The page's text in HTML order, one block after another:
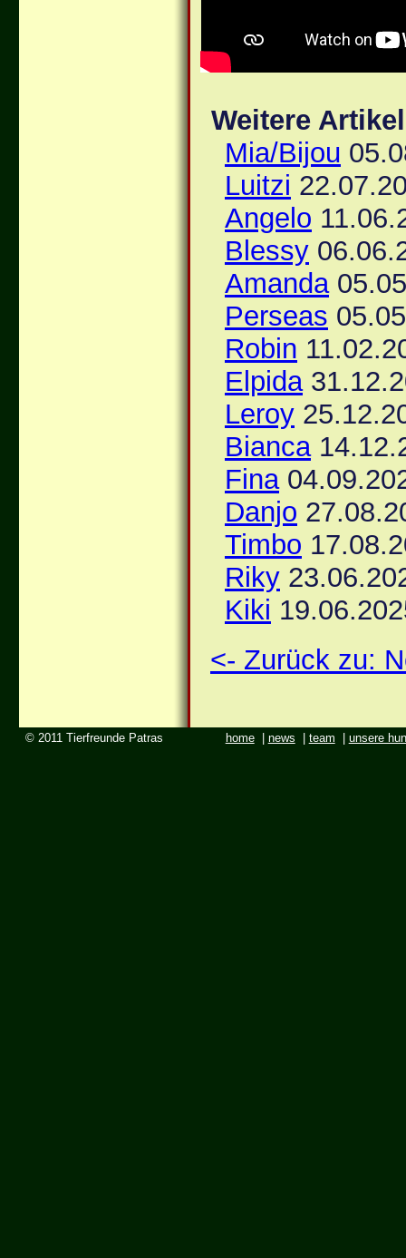
Weitere
Mia/Bijou
Luitzi
Angelo
Blessy
Amanda
Perseas
Robin
Elpida
Leroy
Bianca
Fina
Danjo
Timbo
Riky
Kiki
<- Zurück zu:
© 2011 Tierfreunde Patras home| news team unsere